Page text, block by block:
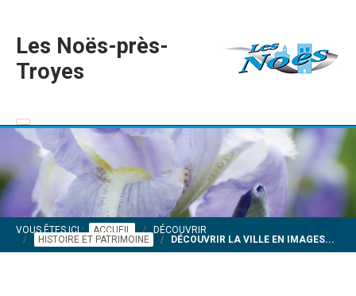
Les Noës-près-
Troyes
VOUS ÊTES ICI : ACCUEIL
DÉCOUVRIR
HISTOIRE ET PATRIMOINE
DÉCOUVRIR LA VILLE EN IMAGES...